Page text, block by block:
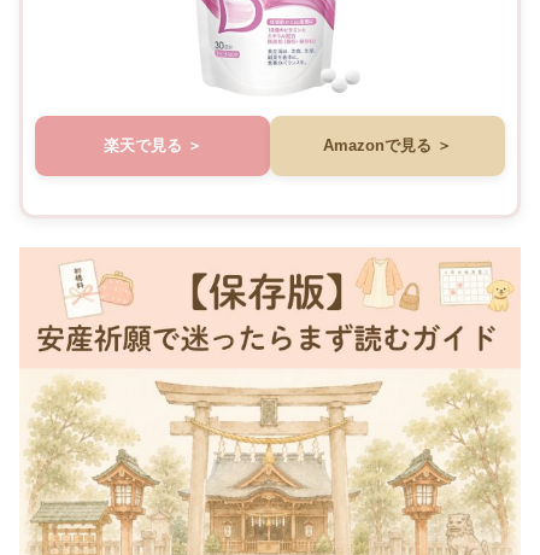
楽天で見る Amazonで見る